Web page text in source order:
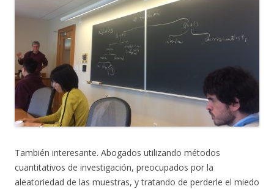
También interesante. Abogados utilizando métodos
cuantitativos de investigación, preocupados por la
aleatoriedad de las muestras, y tratando de perderle el miedo